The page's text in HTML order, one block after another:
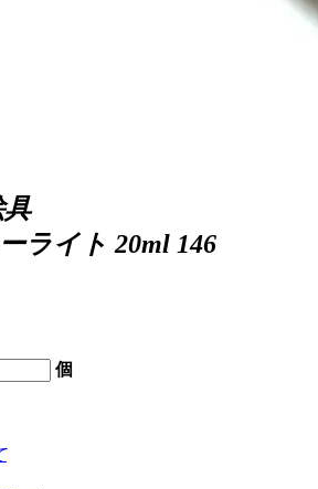
ライト 20ml 146
個